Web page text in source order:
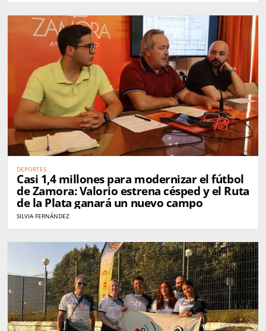
DEPORTES
Casi 1,4 millones para modernizar el fútbol
de Zamora: Valorio estrena césped y el Ruta
de la Plata ganará un nuevo campo
SILVIA FERNÁNDEZ